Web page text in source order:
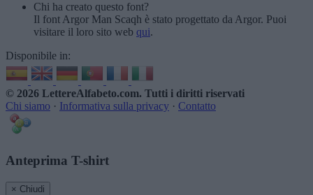
Chi ha creato questo font?
Il font Argor Man Scaqh è stato progettato da Argor. Puoi
visitare il loro sito web qui.
Disponibile in:
© 2026 LettereAlfabeto.com. Tutti i diritti riservati
Chi siamo · Informativa sulla privacy · Contatto
Anteprima T-shirt
× Chiudi